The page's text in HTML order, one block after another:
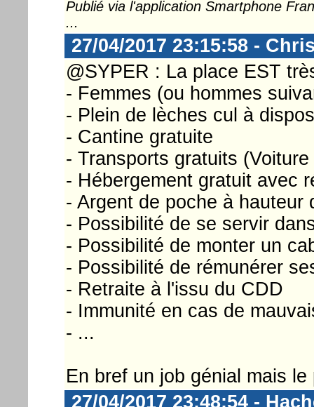
Publié via l'application Smartphone
...
27/04/2017 23:15:58 -
@SYPER : La place EST
- Femmes (ou hommes
- Plein de lèches cul à
- Cantine gratuite
- Transports gratuits
- Hébergement gratuit avec
- Argent de poche à hauteur
- Possibilité de se servir
- Possibilité de monter un
- Possibilité de rémunérer
- Retraite à l'issu du CDD
- Immunité en cas de
- ...
En bref un job génial mais
27/04/2017 23:48:54 -